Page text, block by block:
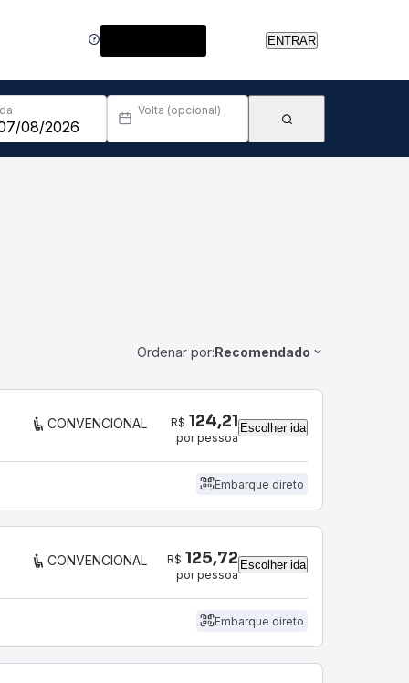
ENTRAR
Volta (opcional)
Ordenar por:Recomendado
CONVENCIONAL R$ 124,21
por pessoa
Escolher ida
Embarque direto
CONVENCIONAL R$ 125,72
por pessoa
Escolher ida
Embarque direto